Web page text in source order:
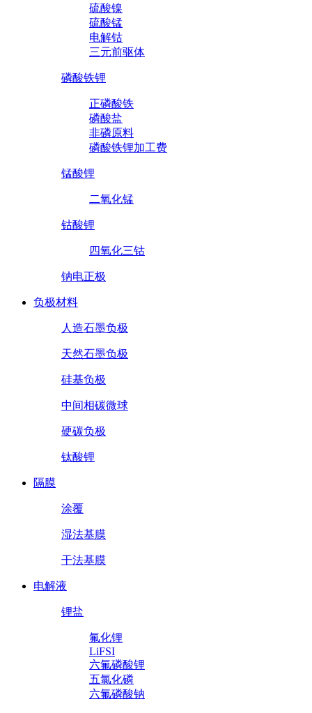
硫酸镍
硫酸锰
电解钴
三元前驱体
磷酸铁锂
正磷酸铁
磷酸盐
非磷原料
磷酸铁锂加工费
锰酸锂
二氧化锰
钴酸锂
四氧化三钴
钠电正极
负极材料
人造石墨负极
天然石墨负极
硅基负极
中间相碳微球
硬碳负极
钛酸锂
隔膜
涂覆
湿法基膜
干法基膜
电解液
锂盐
氟化锂
LiFSI
六氟磷酸锂
五氯化磷
六氟磷酸钠